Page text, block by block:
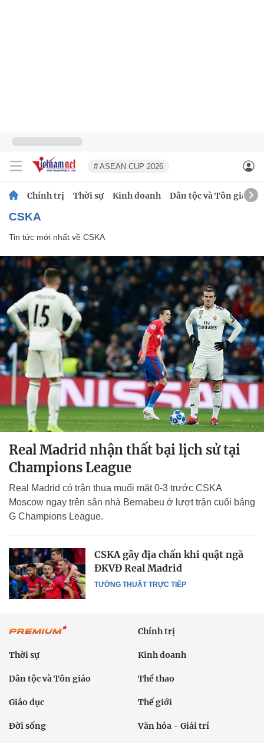
# ASEAN CUP 2026
Chính trị Thời sự Kinh doanh Dân tộc và Tôn giáo
CSKA
Tin tức mới nhất về CSKA
Real Madrid nhận thất bại lịch sử tại
Champions League
Real Madrid có trận thua muối mặt 0-3 trước CSKA
Moscow ngay trên sân nhà Bernabeu ở lượt trận cuối bảng
G Champions League.
TƯỜNG THUẬT TRỰC TIẾP
CSKA gây địa chấn khi quật ngã
ĐKVĐ Real Madrid
Chính trị
Thời sự Kinh doanh
Dân tộc và Tôn giáo Thể thao
Giáo dục Thế giới
Đời sống Văn hóa - Giải trí